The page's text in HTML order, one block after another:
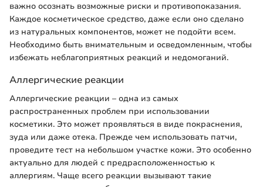
важно осознать возможные риски и противопоказания.
Каждое косметическое средство, даже если оно сделано
из натуральных компонентов, может не подойти всем.
Необходимо быть внимательным и осведомленным, чтобы
избежать неблагоприятных реакций и недомоганий.
Аллергические реакции
Аллергические реакции – одна из самых
распространенных проблем при использовании
косметики. Это может проявляться в виде покраснения,
зуда или даже отека. Прежде чем использовать патчи,
проведите тест на небольшом участке кожи. Это особенно
актуально для людей с предрасположенностью к
аллергиям. Чаще всего реакции вызывают такие